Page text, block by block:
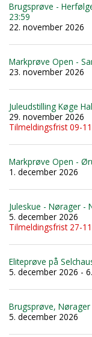
Brugsprøve -
23:59
22. november 2026
Markprøve Open -
23. november 2026
Juleudstilling Køge
29. november 2026
Tilmeldingsfrist 09-
Markprøve Open -
1. december 2026
Juleskue - Nørager -
5. december 2026
Tilmeldingsfrist 27-
Eliteprøve på
5. december 2026 -
Brugsprøve,
5. december 2026